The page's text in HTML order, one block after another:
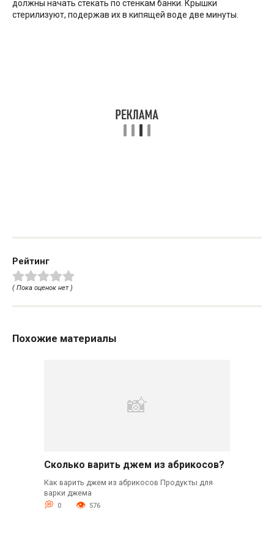
должны начать стекать по стенкам банки. Крышки
стерилизуют, подержав их в кипящей воде две минуты.
Рейтинг
( Пока оценок нет )
Похожие материалы
Сколько варить джем из абрикосов?
Как варить джем из абрикосов Продукты для
варки джема
0 576